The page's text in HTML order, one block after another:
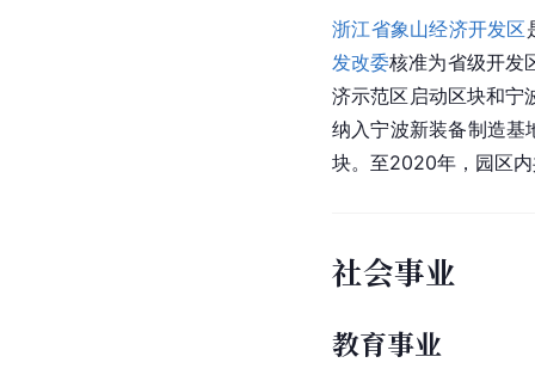
浙江省象山经济开发区
发改委核准为省级开发
济示范区启动区块和宁
纳入宁波新装备制造基
块。至2020年，园区
社会事业
教育事业